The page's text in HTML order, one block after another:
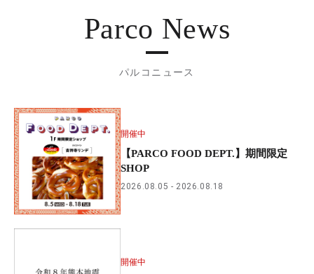
Parco News
パルコニュース
開催中
【PARCO FOOD DEPT.】期間限定
SHOP
2026.08.05 2026.08.18
開催中